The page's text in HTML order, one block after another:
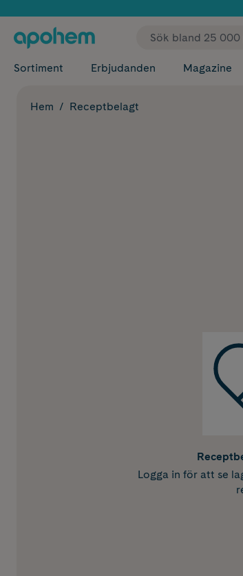
Sortiment Erbjudanden Magazine
Hem Receptbelagt
Logga in för att se